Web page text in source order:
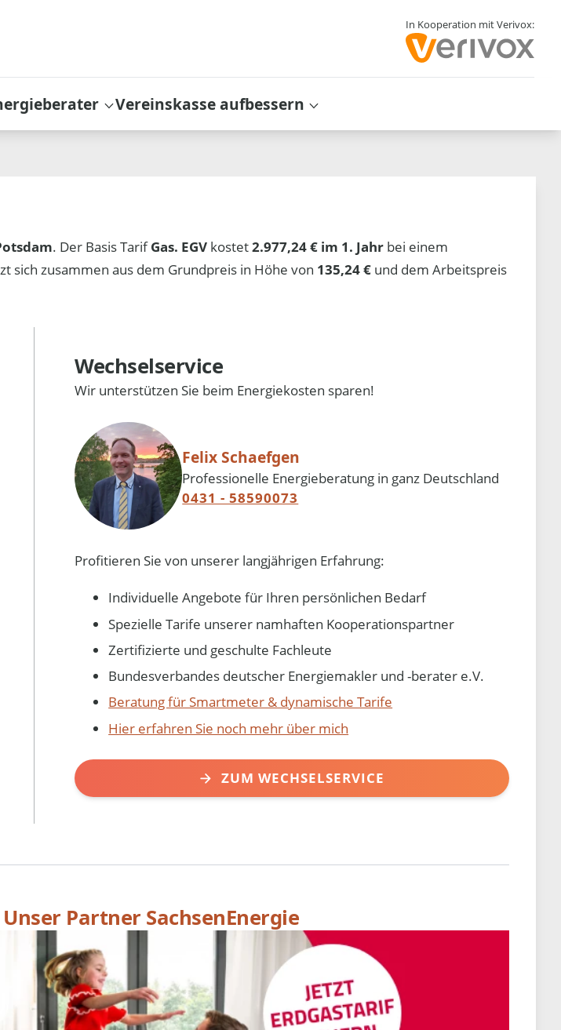
In Kooperation mit Verivox:
Vereinskasse aufbessern
. Der Basis TarifGas. EGV kostet2.977,24 € im 1. Jahr bei einem
sich zusammen aus dem Grundpreis in Höhe von 135,24 € und dem Arbeitspreis
Wechselservice
Wir unterstützen Sie beim Energiekosten sparen!
Felix Schaefgen
Professionelle Energieberatung in ganz Deutschland
0431 - 58590073
Profitieren Sie von unserer langjährigen Erfahrung:
Individuelle Angebote für Ihren persönlichen Bedarf
Spezielle Tarife unserer namhaften Kooperationspartner
Zertifizierte und geschulte Fachleute
Bundesverbandes deutscher Energiemakler und -berater e.V.
Beratung für Smartmeter & dynamische Tarife
Hier erfahren Sie noch mehr über mich
ZUM WECHSELSERVICE
Partner SachsenEnergie